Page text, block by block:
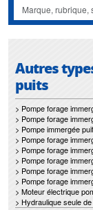
Autres
puits
> Pompe forage
> Pompe forage
> Pompe immergée
> Pompe forage
> Pompe forage
> Pompe forage
> Pompe forage
> Pompe forage
> Moteur électrique
> Hydraulique seule